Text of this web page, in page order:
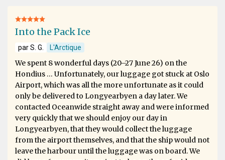
Into the Pack Ice
par S. G. L'Arctique
We spent 8 wonderful days (20–27 June 26) on the
Hondius … Unfortunately, our luggage got stuck at Oslo
Airport, which was all the more unfortunate as it could
only be delivered to Longyearbyen a day later. We
contacted Oceanwide straight away and were informed
very quickly that we should enjoy our day in
Longyearbyen, that they would collect the luggage
from the airport themselves, and that the ship would not
leave the harbour until the luggage was on board. We